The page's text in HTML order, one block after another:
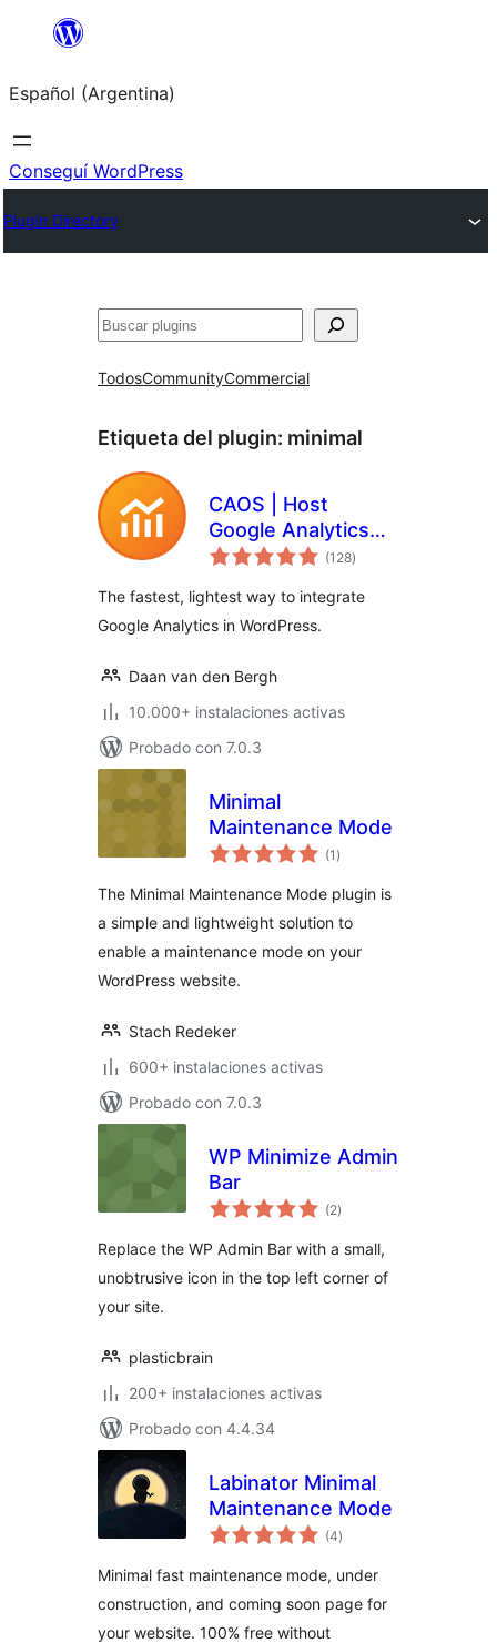
Saltar
contenido
Español (Argentina)
Conseguí WordPress
Plugin Directory
Buscar
TodosCommunityCommercial
Etiqueta del plugin: minimal
CAOS | Host
Google Analytics
Locally
(128total
de
)
The fastest, lightest way to integrate
Google Analytics in WordPress.
Daan van den Bergh
10.000+ instalaciones activas
Probado con 7.0.3
Minimal
Maintenance Mode
(1 total
de
)
The Minimal Maintenance Mode plugin is
a simple and lightweight solution to
enable a maintenance mode on your
WordPress website.
Stach Redeker
600+ instalaciones activas
Probado con 7.0.3
WP Minimize Admin
Bar
(2total
de
)
Replace the WP Admin Bar with a small,
unobtrusive icon in the top left corner of
your site.
plasticbrain
200+ instalaciones activas
Probado con 4.4.34
Labinator Minimal
Maintenance Mode
(4total
de
)
Minimal fast maintenance mode, under
construction, and coming soon page for
your website. 100% free without